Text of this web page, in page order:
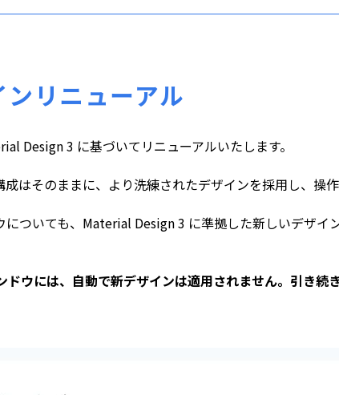
リニューアル
Design 3 に基づいてリニューアルいたします。
はそのままに、より洗練されたデザインを採用し、操
ついても、Material Design 3 に準拠した新しいデザイ
ウには、自動で新デザインは適用されません。引き続